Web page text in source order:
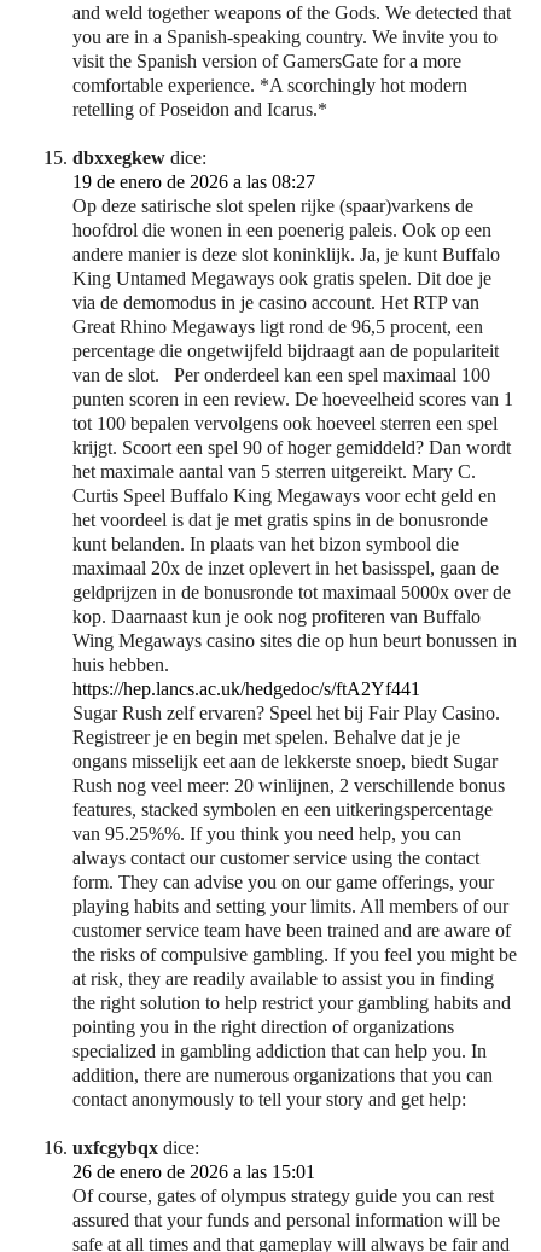
and weld together weapons of the Gods. We detected that
you are in a Spanish-speaking country. We invite you to
visit the Spanish version of GamersGate for a more
comfortable experience. *A scorchingly hot modern
retelling of Poseidon and Icarus.*
dbxxegkew dice:
19 de enero de 2026 a las 08:27
Op deze satirische slot spelen rijke (spaar)varkens de
hoofdrol die wonen in een poenerig paleis. Ook op een
andere manier is deze slot koninklijk. Ja, je kunt Buffalo
King Untamed Megaways ook gratis spelen. Dit doe je
via de demomodus in je casino account. Het RTP van
Great Rhino Megaways ligt rond de 96,5 procent, een
percentage die ongetwijfeld bijdraagt aan de populariteit
van de slot. Per onderdeel kan een spel maximaal 100
punten scoren in een review. De hoeveelheid scores van 1
tot 100 bepalen vervolgens ook hoeveel sterren een spel
krijgt. Scoort een spel 90 of hoger gemiddeld? Dan wordt
het maximale aantal van 5 sterren uitgereikt. Mary C.
Curtis Speel Buffalo King Megaways voor echt geld en
het voordeel is dat je met gratis spins in de bonusronde
kunt belanden. In plaats van het bizon symbool die
maximaal 20x de inzet oplevert in het basisspel, gaan de
geldprijzen in de bonusronde tot maximaal 5000x over de
kop. Daarnaast kun je ook nog profiteren van Buffalo
Wing Megaways casino sites die op hun beurt bonussen in
huis hebben.
https://hep.lancs.ac.uk/hedgedoc/s/ftA2Yf441
Sugar Rush zelf ervaren? Speel het bij Fair Play Casino.
Registreer je en begin met spelen. Behalve dat je je
ongans misselijk eet aan de lekkerste snoep, biedt Sugar
Rush nog veel meer: 20 winlijnen, 2 verschillende bonus
features, stacked symbolen en een uitkeringspercentage
van 95.25%%. If you think you need help, you can
always contact our customer service using the contact
form. They can advise you on our game offerings, your
playing habits and setting your limits. All members of our
customer service team have been trained and are aware of
the risks of compulsive gambling. If you feel you might be
at risk, they are readily available to assist you in finding
the right solution to help restrict your gambling habits and
pointing you in the right direction of organizations
specialized in gambling addiction that can help you. In
addition, there are numerous organizations that you can
contact anonymously to tell your story and get help:
uxfcgybqx dice:
26 de enero de 2026 a las 15:01
Of course, gates of olympus strategy guide you can rest
assured that your funds and personal information will be
safe at all times and that gameplay will always be fair and